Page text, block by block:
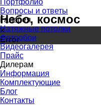
Портфолио
Вопросы и ответы
Галерея
Натяжные потолки
Фотообои
Видеогалерея
Прайс
Дилерам
Информация
Комплектующие
Блог
Контакты
Небо, космос
Error